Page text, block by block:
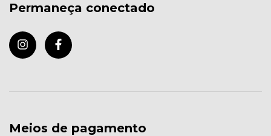
Permaneça conectado
Meios de pagamento